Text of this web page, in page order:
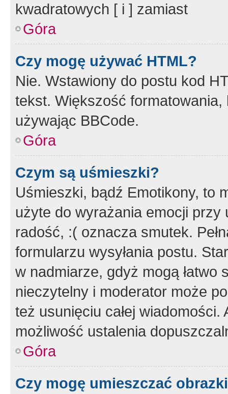
kwadratowych [ i ] zamiast
Góra
Czy mogę używać HTML?
Nie. Wstawiony do postu kod
tekst. Większość
używając BBCode.
Góra
Czym są uśmieszki?
Uśmieszki, bądź Emotikony, to
użyte do wyrażania emocji
radość, :( oznacza smutek.
formularzu wysyłania postu.
w nadmiarze, gdyż mogą
nieczytelny i moderator może
też usunięciu całej
możliwość ustalenia
Góra
Czy mogę umieszczać